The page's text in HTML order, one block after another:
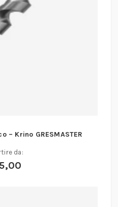
– Krino GRESMASTER
da: